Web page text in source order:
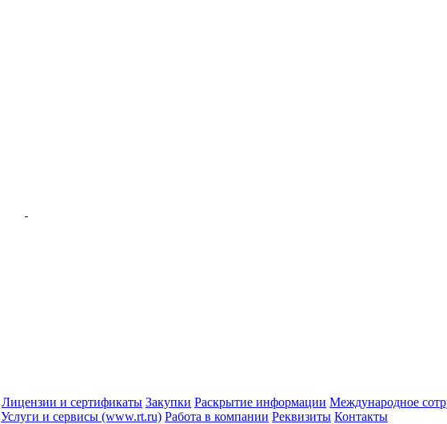
Лицензии и сертификаты Закупки Раскрытие информации Международное
Услуги и сервисы (www.rt.ru) Работа в компании Реквизиты Контакты